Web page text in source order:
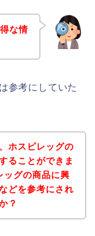
な情
参考にしていた
ホスピレッグの
ることができま
ッグの商品に興
どを参考にされ
？